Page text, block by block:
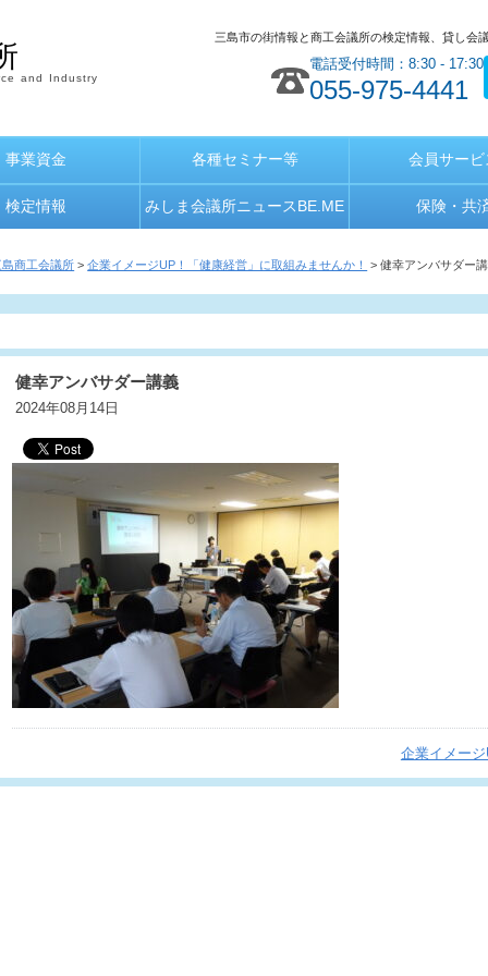
and Industry
三島市の街情報と商工会議所の検定情報、貸し会
電話受付時間：8:30 - 17:30
055-975-4441
事業資金 各種セミナー等 会員サービ
検定情報 みしま会議所ニュースBE.ME 保険・共
島商工会議所 >企業イメージUP！「健康経営」に取組みませんか！ > 健幸アンバサダー
健幸アンバサダー講義
2024年08月14日
企業イメー